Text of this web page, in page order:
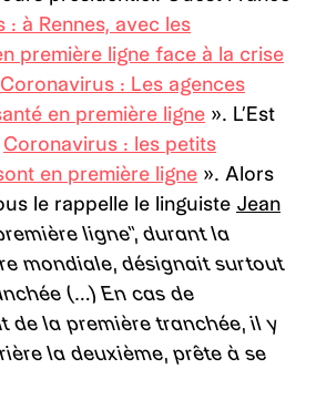
: à Rennes, avec les
première ligne face à la crise
Coronavirus : Les agences
en première ligne ». L’Est
Coronavirus : les petits
en première ligne ». Alors
le rappelle le linguiste Jean
ligne’’, durant la
mondiale, désignait surtout
(…) En cas de
de la première tranchée, il y
la deuxième, prête à se